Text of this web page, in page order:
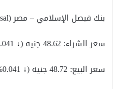
بنك فيصل الإسلامي – مصر (Faisal)
سعر الشراء: 48.62 جنيه (↓ 0.041%)
سعر البيع: 48.72 جنيه (↓ 0.041%)